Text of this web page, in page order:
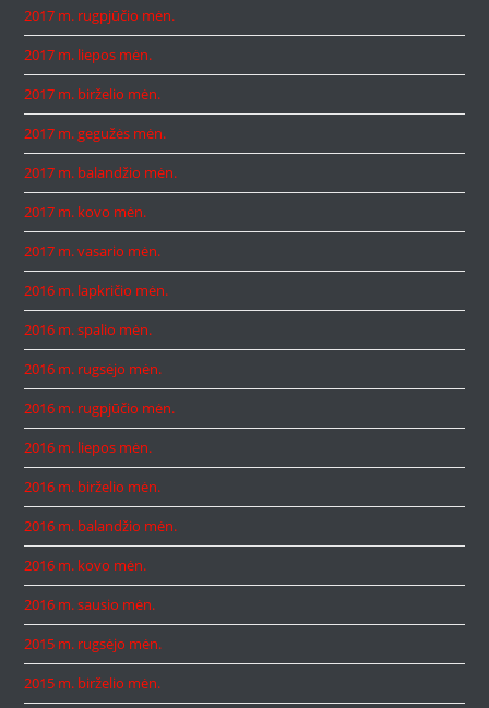
2017 m. rugpjūčio mėn.
2017 m. liepos mėn.
2017 m. birželio mėn.
2017 m. gegužės mėn.
2017 m. balandžio mėn.
2017 m. kovo mėn.
2017 m. vasario mėn.
2016 m. lapkričio mėn.
2016 m. spalio mėn.
2016 m. rugsėjo mėn.
2016 m. rugpjūčio mėn.
2016 m. liepos mėn.
2016 m. birželio mėn.
2016 m. balandžio mėn.
2016 m. kovo mėn.
2016 m. sausio mėn.
2015 m. rugsėjo mėn.
2015 m. birželio mėn.